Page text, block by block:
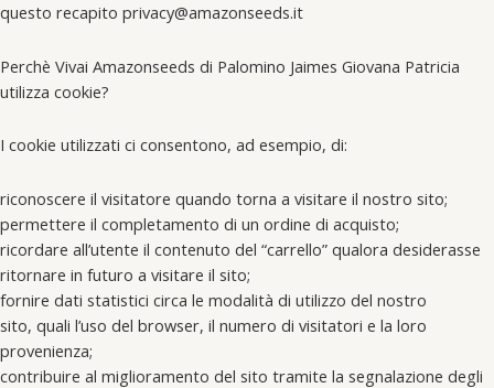
questo recapito privacy@amazonseeds.it
Perchè Vivai Amazonseeds di Palomino Jaimes Giovana Patricia
utilizza cookie?
I cookie utilizzati ci consentono, ad esempio, di:
riconoscere il visitatore quando torna a visitare il nostro sito;
permettere il completamento di un ordine di acquisto;
ricordare all’utente il contenuto del “carrello” qualora desiderasse
ritornare in futuro a visitare il sito;
fornire dati statistici circa le modalità di utilizzo del nostro
sito, quali l’uso del browser, il numero di visitatori e la loro
provenienza;
contribuire al miglioramento del sito tramite la segnalazione degli